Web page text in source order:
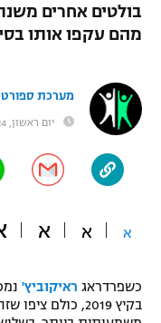
ברחבה
"מחצית בשכונה" –
תקנון עבור פעילות
מכבי נתניה
ליגה ברזילאית
ספורט אולימפי
היאבקות WWE
אופניים
כדורמים
פוטבול אמריקאי NFL
מהם עקפו אותו
מערכת ספורט 1
יום ראשון, 14:24, 24.07.22
א א א
כשפרדראג ראיקוביץ'
בקיץ 2019, כולם